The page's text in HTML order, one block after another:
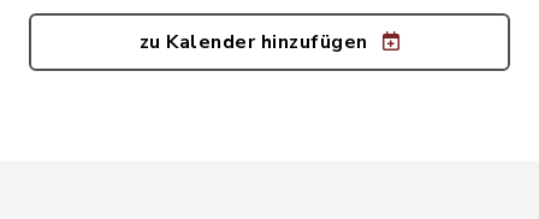
zu Kalender hinzufügen